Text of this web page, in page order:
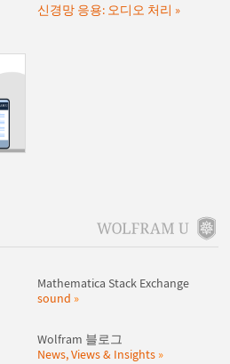
신경망 응용: 오디오 처리
Mathematica Stack Exchange
sound
Wolfram 블로그
News, Views & Insights